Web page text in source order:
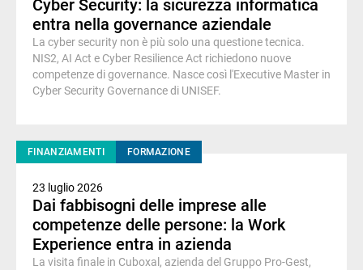
Cyber Security: la sicurezza informatica
entra nella governance aziendale
La cyber security non è più solo una questione tecnica.
NIS2, AI Act e Cyber Resilience Act richiedono nuove
competenze di governance. Nasce così l'Executive Master in
Cyber Security Governance di UNISEF.
FINANZIAMENTI FORMAZIONE
23 luglio 2026
Dai fabbisogni delle imprese alle
competenze delle persone: la Work
Experience entra in azienda
La visita finale in Cuboxal, azienda del Gruppo Pro-Gest,